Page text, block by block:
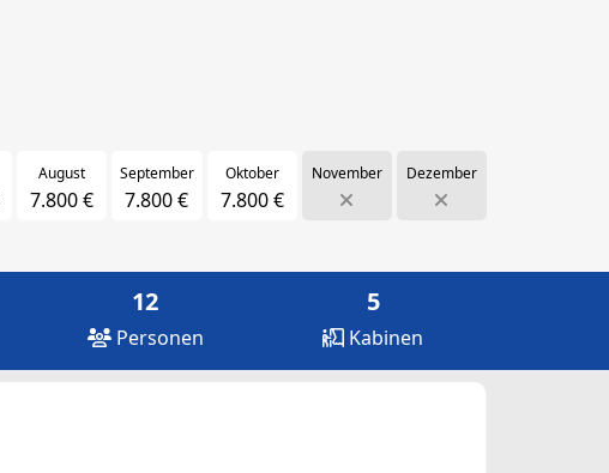
August
7.800 €
September
7.800 €
Oktober
7.800 €
November Dezember
12
Personen
5
Kabinen